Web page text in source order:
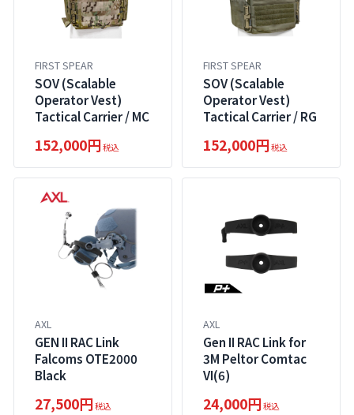
FIRST SPEAR
SOV (Scalable
Operator Vest)
Tactical Carrier / MC
152,000円税込
FIRST SPEAR
SOV (Scalable
Operator Vest)
Tactical Carrier / RG
152,000円税込
AXL
GEN II RAC Link
Falcoms OTE2000
Black
27,500円税込
AXL
Gen II RAC Link for
3M Peltor Comtac
VI(6)
24,000円税込